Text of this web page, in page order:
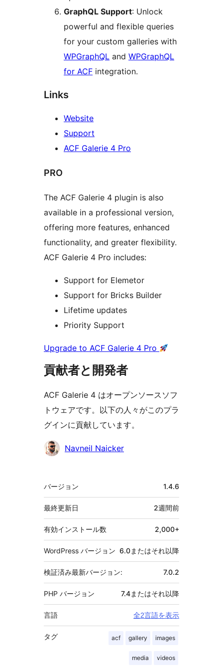
GraphQL Support: Unlock
powerful and flexible queries
for your custom galleries with
WPGraphQL and WPGraphQL
for ACF integration.
Links
Website
Support
ACF Galerie 4 Pro
PRO
The ACF Galerie 4 plugin is also
available in a professional version,
offering more features, enhanced
functionality, and greater flexibility.
ACF Galerie 4 Pro includes:
Support for Elemetor
Support for Bricks Builder
Lifetime updates
Priority Support
Upgrade to ACF Galerie 4 Pro
貢献者と開発者
ACF Galerie 4 はオープンソースソフ
トウェアです。以下の人々がこのプラ
グインに貢献しています。
貢
Navneil Naicker
メ
タ
バージョン 1.4.6
最終更新日 2週間前
有効インストール数 2,000+
WordPress バージョン 6.0またはそれ以降
検証済み最新バージョン: 7.0.2
PHP バージョン 7.4またはそれ以降
言語 全2言語を表示
タグ acf gallery images
media videos